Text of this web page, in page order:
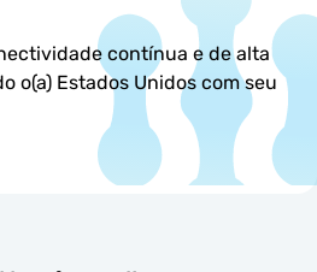
contínua e de alta
o(a) Estados Unidos com seu